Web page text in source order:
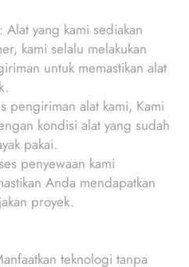
yang kami sediakan
kami selalu melakukan
untuk memastikan alat
pengiriman alat kami, Kami
kondisi alat yang sudah
pakai.
penyewaan kami
Anda mendapatkan
proyek.
teknologi tanpa